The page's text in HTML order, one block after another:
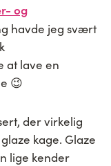
og
havde jeg svært
at lave en
😉
der virkelig
kage. Glaze
lige kender